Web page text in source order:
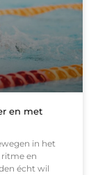
en met
in het
en
écht wil